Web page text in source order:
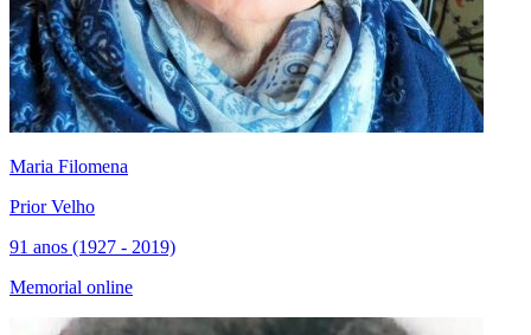
Maria Filomena
Prior Velho
91 anos (1927 - 2019)
Memorial online